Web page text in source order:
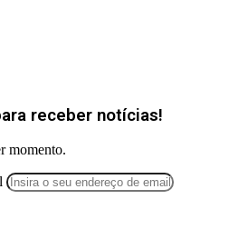
receber notícias!
momento.